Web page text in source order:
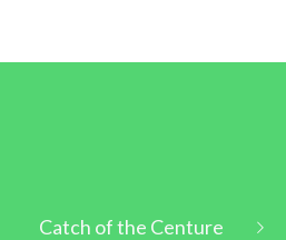
Catch of the Centure